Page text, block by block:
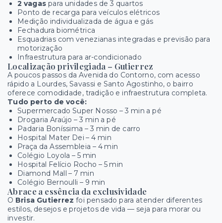
2 vagas para unidades de 3 quartos
Ponto de recarga para veículos elétricos
Medição individualizada de água e gás
Fechadura biométrica
Esquadrias com venezianas integradas e previsão para
motorização
Infraestrutura para ar-condicionado
Localização privilegiada – Gutierrez
A poucos passos da Avenida do Contorno, com acesso
rápido a Lourdes, Savassi e Santo Agostinho, o bairro
oferece comodidade, tradição e infraestrutura completa.
Tudo perto de você:
Supermercado Super Nosso – 3 min a pé
Drogaria Araújo – 3 min a pé
Padaria Boníssima – 3 min de carro
Hospital Mater Dei – 4 min
Praça da Assembleia – 4 min
Colégio Loyola – 5 min
Hospital Felício Rocho – 5 min
Diamond Mall – 7 min
Colégio Bernoulli – 9 min
Abrace a essência da exclusividade
O Brisa Gutierrez foi pensado para atender diferentes
estilos, desejos e projetos de vida — seja para morar ou
investir.